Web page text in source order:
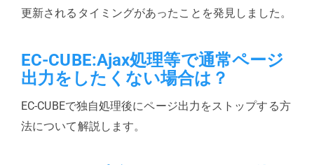
更新されるタイミングがあったことを発見しました。
EC-CUBE:Ajax処理等で通常ページ
出力をしたくない場合は？
EC-CUBEで独自処理後にページ出力をストップする方
法について解説します。